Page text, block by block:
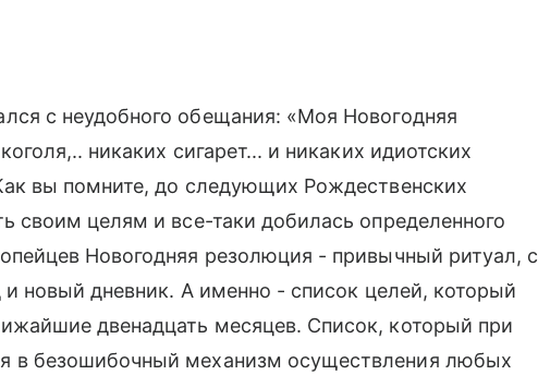
с неудобного обещания: «Моя Новогодняя
никаких сигарет... и никаких идиотских
вы помните, до следующих Рождественских
своим целям и все-таки добилась определенного
Новогодняя резолюция - привычный ритуал, с
и новый дневник. А именно - список целей, который
двенадцать месяцев. Список, который при
в безошибочный механизм осуществления любых